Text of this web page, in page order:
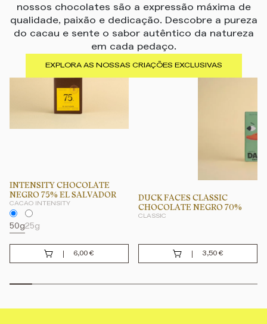
nossos chocolates são a expressão máxima de
qualidade, paixão e dedicação. Descobre a pureza
do cacau e sente o sabor autêntico da natureza
em cada pedaço.
EXPLORA AS NOSSAS CRIAÇÕES EXCLUSIVAS
INTENSITY CHOCOLATE
NEGRO 75% EL SALVADOR
CACAO INTENSITY
50g25g
6,00 €
DUCK FACES CLASSIC
CHOCOLATE NEGRO 70%
CLASSIC
3,50 €